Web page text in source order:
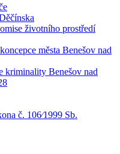
životního prostředí
města Benešov nad
kriminality Benešov nad
č. 106⁄1999 Sb.